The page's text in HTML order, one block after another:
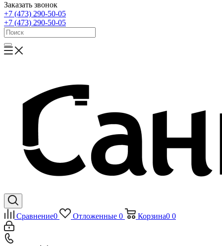
Заказать звонок
+7 (473) 290-50-05
+7 (473) 290-50-05
Сравнение0 Отложенные 0 Корзина0 0